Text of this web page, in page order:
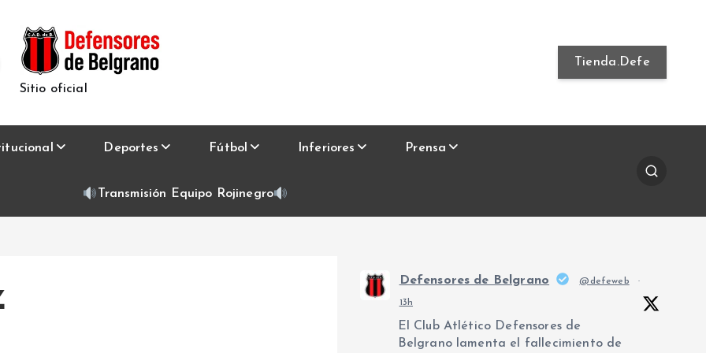
Sitio oficial
Tienda.Defe
Deportes Fútbol Inferiores Prensa
Transmisión Equipo Rojinegro
Defensores de Belgrano @defeweb ·
13h
El Club Atlético Defensores de
Belgrano lamenta el fallecimiento de